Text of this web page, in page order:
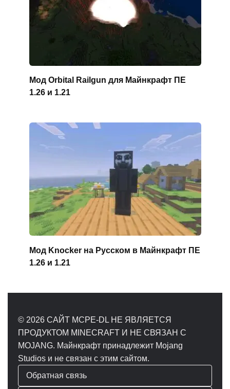
Мод Orbital Railgun для Майнкрафт ПЕ
1.26 и 1.21
Мод Knocker на Русском в Майнкрафт ПЕ
1.26 и 1.21
© 2026 САЙТ MCPE-DL НЕ ЯВЛЯЕТСЯ
ПРОДУКТОМ MINECRAFT И НЕ СВЯЗАН С
MOJANG. Майнкрафт принадлежит Mojang
Studios и не связан с этим сайтом.
Обратная связь